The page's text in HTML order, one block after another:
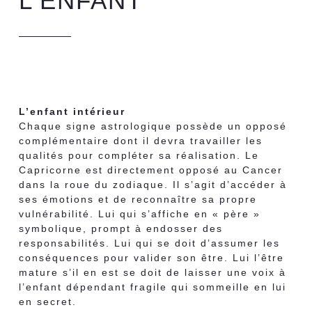
L’enfant intérieur
Chaque signe astrologique possède un opposé
complémentaire dont il devra travailler les
qualités pour compléter sa réalisation. Le
Capricorne est directement opposé au Cancer
dans la roue du zodiaque. Il s’agit d’accéder à
ses émotions et de reconnaître sa propre
vulnérabilité. Lui qui s’affiche en « père »
symbolique, prompt à endosser des
responsabilités. Lui qui se doit d’assumer les
conséquences pour valider son être. Lui l’être
mature s’il en est se doit de laisser une voix à
l’enfant dépendant fragile qui sommeille en lui
en secret.